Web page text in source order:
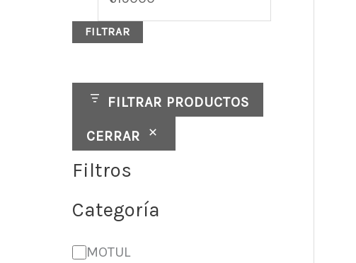
o o
FILTRAR
FILTRAR PRODUCTOS
CERRAR
Filtros
Categoría
MOTUL